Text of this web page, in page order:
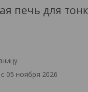
печь для
05 ноября 2026